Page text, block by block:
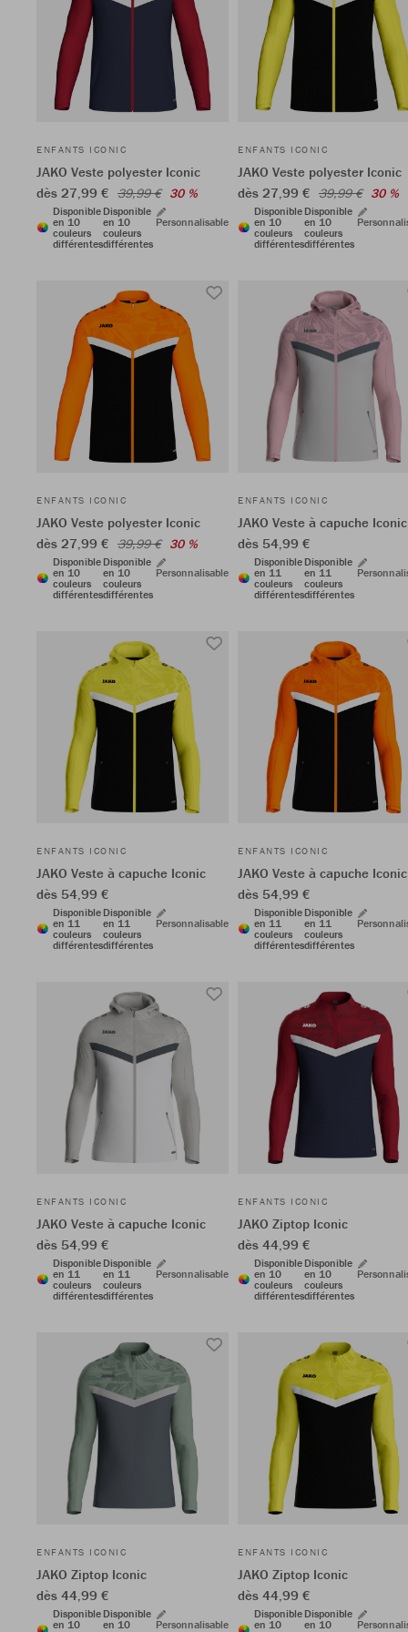
ENFANTS ICONIC
JAKO Veste polyester Iconic
dès 27,99 € 39,99 € 30 %
Disponible
en 10
couleurs
différentes
Disponible
en 10
couleurs
différentes
Personnalisable
ENFANTS ICONIC
JAKO Veste polyester Iconic
dès 27,99 € 39,99 € 30 %
Disponible
en 10
couleurs
différentes
Disponible
en 10
couleurs
différentes
ENFANTS ICONIC
JAKO Veste polyester Iconic
dès 27,99 € 39,99 € 30 %
Disponible
en 10
couleurs
différentes
Disponible
en 10
couleurs
différentes
Personnalisable
ENFANTS ICONIC
JAKO Veste à capuche Iconic
dès 54,99 €
Disponible
en 11
couleurs
différentes
Disponible
en 11
couleurs
différentes
ENFANTS ICONIC
JAKO Veste à capuche Iconic
dès 54,99 €
Disponible
en 11
couleurs
différentes
Disponible
en 11
couleurs
différentes
Personnalisable
ENFANTS ICONIC
JAKO Veste à capuche Iconic
dès 54,99 €
Disponible
en 11
couleurs
différentes
Disponible
en 11
couleurs
différentes
ENFANTS ICONIC
JAKO Veste à capuche Iconic
dès 54,99 €
Disponible
en 11
couleurs
différentes
Disponible
en 11
couleurs
différentes
Personnalisable
ENFANTS ICONIC
JAKO Ziptop Iconic
dès 44,99 €
Disponible
en 10
couleurs
différentes
Disponible
en 10
couleurs
différentes
ENFANTS ICONIC
JAKO Ziptop Iconic
dès 44,99 €
Disponible
en 10
Disponible
en 10
Personnalisable
ENFANTS ICONIC
JAKO Ziptop Iconic
dès 44,99 €
Disponible
en 10
Disponible
en 10